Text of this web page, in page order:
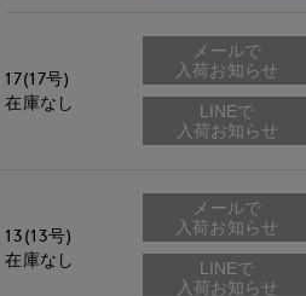
17(17号)
在庫なし
メールで
入荷お知らせ
13(13号)
在庫なし
メールで
入荷お知らせ